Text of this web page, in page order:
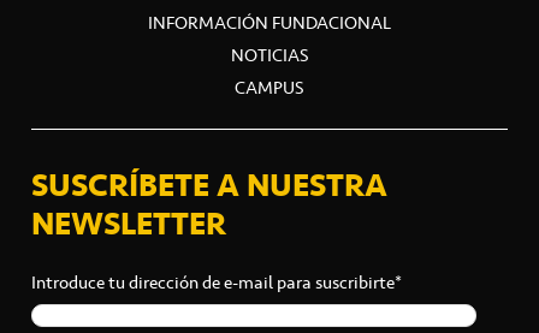
INFORMACIÓN FUNDACIONAL
NOTICIAS
CAMPUS
SUSCRÍBETE A NUESTRA
NEWSLETTER
Introduce tu dirección de e-mail para suscribirte*